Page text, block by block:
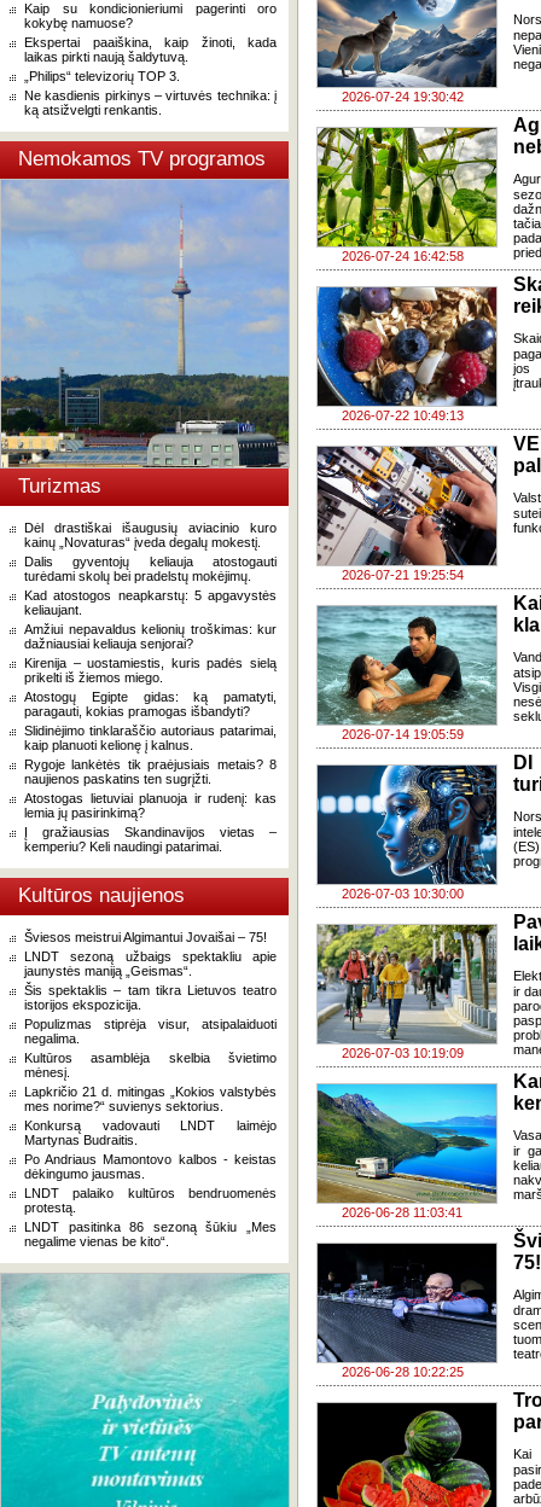
Kaip su kondicionieriumi pagerinti oro
kokybę namuose?
Ekspertai paaiškina, kaip žinoti, kada
laikas pirkti naują šaldytuvą.
„Philips“ televizorių TOP 3.
Ne kasdienis pirkinys – virtuvės technika: į
ką atsižvelgti renkantis.
Nemokamos TV programos
Turizmas
Dėl drastiškai išaugusių aviacinio kuro
kainų „Novaturas“ įveda degalų mokestį.
Dalis gyventojų keliauja atostogauti
turėdami skolų bei pradelstų mokėjimų.
Kad atostogos neapkarstų: 5 apgavystės
keliaujant.
Amžiui nepavaldus kelionių troškimas: kur
dažniausiai keliauja senjorai?
Kirenija – uostamiestis, kuris padės sielą
prikelti iš žiemos miego.
Atostogų Egipte gidas: ką pamatyti,
paragauti, kokias pramogas išbandyti?
Slidinėjimo tinklaraščio autoriaus patarimai,
kaip planuoti kelionę į kalnus.
Rygoje lankėtės tik praėjusiais metais? 8
naujienos paskatins ten sugrįžti.
Atostogas lietuviai planuoja ir rudenį: kas
lemia jų pasirinkimą?
Į gražiausias Skandinavijos vietas –
kemperiu? Keli naudingi patarimai.
Kultūros naujienos
Šviesos meistrui Algimantui Jovaišai – 75!
LNDT sezoną užbaigs spektakliu apie
jaunystės maniją „Geismas“.
Šis spektaklis – tam tikra Lietuvos teatro
istorijos ekspozicija.
Populizmas stiprėja visur, atsipalaiduoti
negalima.
Kultūros asamblėja skelbia švietimo
mėnesį.
Lapkričio 21 d. mitingas „Kokios valstybės
mes norime?“ suvienys sektorius.
Konkursą vadovauti LNDT laimėjo
Martynas Budraitis.
Po Andriaus Mamontovo kalbos - keistas
dėkingumo jausmas.
LNDT palaiko kultūros bendruomenės
protestą.
LNDT pasitinka 86 sezoną šūkiu „Mes
negalime vienas be kito“.
2026-07-24 19:30:42
2026-07-24 16:42:58
2026-07-22 10:49:13
jos
2026-07-21 19:25:54
2026-07-14 19:05:59
2026-07-03 10:30:00
2026-07-03 10:19:09
ir
2026-06-28 11:03:41
ir
2026-06-28 10:22:25
75!
Kai